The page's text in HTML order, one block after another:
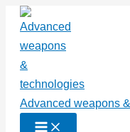
Перейти
содержимому
Advanced weapons